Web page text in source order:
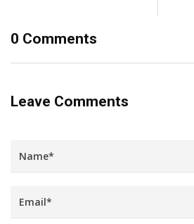
0 Comments
Leave Comments